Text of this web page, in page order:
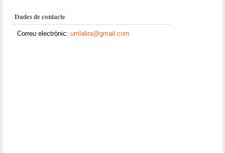
Dades de contacte
Correu electrònic:umlalira@gmail.com